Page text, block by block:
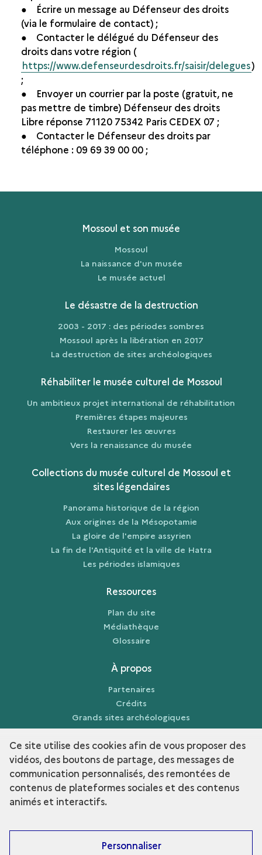
● Écrire un message au Défenseur des droits
(via le formulaire de contact) ;
● Contacter le délégué du Défenseur des
droits dans votre région (
https://www.defenseurdesdroits.fr/saisir/delegues)
;
● Envoyer un courrier par la poste (gratuit, ne
pas mettre de timbre) Défenseur des droits
Libre réponse 71120 75342 Paris CEDEX 07 ;
● Contacter le Défenseur des droits par
téléphone : 09 69 39 00 00 ;
Mossoul et son musée
Mossoul
La naissance d'un musée
Le musée actuel
Le désastre de la destruction
2003 - 2017 : des périodes sombres
Mossoul après la libération en 2017
La destruction de sites archéologiques
Réhabiliter le musée culturel de Mossoul
Un ambitieux projet international de réhabilitation
Premières étapes majeures
Restaurer les œuvres
Vers la renaissance du musée
Collections du musée culturel de Mossoul et
sites légendaires
Panorama historique de la région
Aux origines de la Mésopotamie
La gloire de l'empire assyrien
La fin de l'Antiquité et la ville de Hatra
Les périodes islamiques
Ressources
Plan du site
Médiathèque
Glossaire
À propos
Partenaires
Crédits
Grands sites archéologiques
Mentions légales
Découvrir la collection
Ce site utilise des cookies afin de vous proposer des
vidéos, des boutons de partage, des messages de
communication personnalisés, des remontées de
contenus de plateformes sociales et des contenus
animés et interactifs.
Personnaliser